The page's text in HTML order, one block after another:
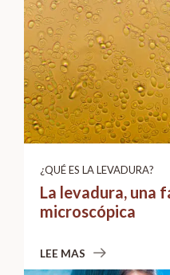
¿QUÉ ES LA LEVADURA?
La levadura, una
microscópica
LEE MAS